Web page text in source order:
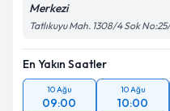
Merkezi
Tatlıkuyu Mah. 1308/4 Sok
En Yakın Saatler
10 Ağu
09:00
10 Ağu
10:00